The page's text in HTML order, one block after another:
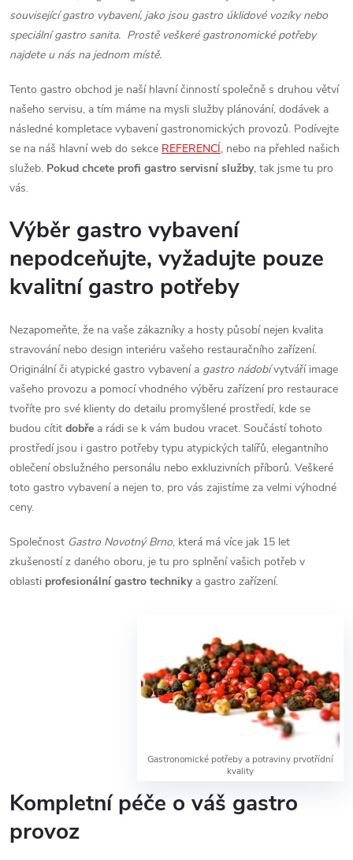
související gastro vybavení, jako jsou gastro úklidové vozíky nebo
speciální gastro sanita. Prostě veškeré gastronomické potřeby
najdete u nás na jednom místě.
Tento gastro obchod je naší hlavní činností společně s druhou větví
našeho servisu, a tím máme na mysli služby plánování, dodávek a
následné kompletace vybavení gastronomických provozů. Podívejte
se na náš hlavní web do sekce REFERENCÍ, nebo na přehled našich
služeb. Pokud chcete profi gastro servisní služby, tak jsme tu pro
vás.
Výběr gastro vybavení
nepodceňujte, vyžadujte pouze
kvalitní gastro potřeby
Nezapomeňte, že na vaše zákazníky a hosty působí nejen kvalita
stravování nebo design interiéru vašeho restauračního zařízení.
Originální či atypické gastro vybavení a gastro nádobívytváří image
vašeho provozu a pomocí vhodného výběru zařízení pro restaurace
tvoříte pro své klienty do detailu promyšlené prostředí, kde se
budou cítit dobře a rádi se k vám budou vracet. Součástí tohoto
prostředí jsou i gastro potřeby typu atypických talířů, elegantního
oblečení obslužného personálu nebo exkluzivních příborů. Veškeré
toto gastro vybavení a nejen to, pro vás zajistíme za velmi výhodné
ceny.
Společnost Gastro Novotný Brno, která má více jak 15 let
zkušeností z daného oboru, je tu pro splnění vašich potřeb v
oblasti profesionální gastro technikya gastro zařízení.
Gastronomické potřeby a potraviny prvotřídní
kvality
Kompletní péče o váš gastro
provoz